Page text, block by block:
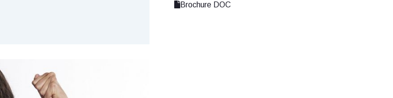
Brochure DOC